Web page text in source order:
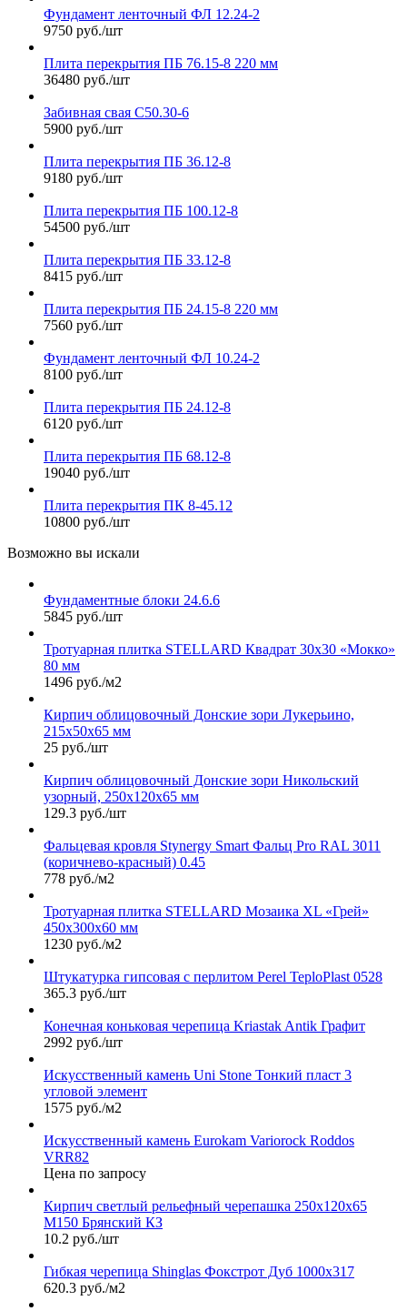
Фундамент ленточный ФЛ 12.24-2
9750 руб./шт
Плита перекрытия ПБ 76.15-8 220 мм
36480 руб./шт
Забивная свая С50.30-6
5900 руб./шт
Плита перекрытия ПБ 36.12-8
9180 руб./шт
Плита перекрытия ПБ 100.12-8
54500 руб./шт
Плита перекрытия ПБ 33.12-8
8415 руб./шт
Плита перекрытия ПБ 24.15-8 220 мм
7560 руб./шт
Фундамент ленточный ФЛ 10.24-2
8100 руб./шт
Плита перекрытия ПБ 24.12-8
6120 руб./шт
Плита перекрытия ПБ 68.12-8
19040 руб./шт
Плита перекрытия ПК 8-45.12
10800 руб./шт
Возможно вы искали
Фундаментные блоки 24.6.6
5845 руб./шт
Тротуарная плитка STELLARD Квадрат 30х30 «Мокко»
80 мм
1496 руб./м2
Кирпич облицовочный Донские зори Лукерьино,
215х50х65 мм
25 руб./шт
Кирпич облицовочный Донские зори Никольский
узорный, 250х120х65 мм
129.3 руб./шт
Фальцевая кровля Stynergy Smart Фальц Pro RAL 3011
(коричнево-красный) 0.45
778 руб./м2
Тротуарная плитка STELLARD Мозаика XL «Грей»
450х300х60 мм
1230 руб./м2
Штукатурка гипсовая с перлитом Perel TeploPlast 0528
365.3 руб./шт
Конечная коньковая черепица Kriastak Antik Графит
2992 руб./шт
Искусственный камень Uni Stone Тонкий пласт 3
угловой элемент
1575 руб./м2
Искусственный камень Eurokam Variorock Roddos
VRR82
Цена по запросу
Кирпич светлый рельефный черепашка 250х120х65
М150 Брянский КЗ
10.2 руб./шт
Гибкая черепица Shinglas Фокстрот Дуб 1000х317
620.3 руб./м2